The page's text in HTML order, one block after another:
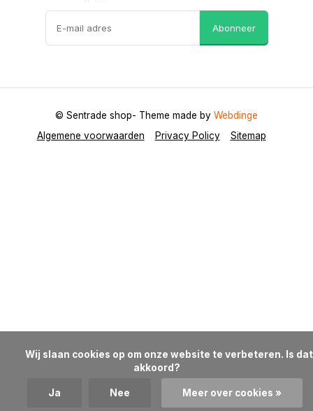
Abonneer
Algemene voorwaarden Privacy Policy Sitemap
© Sentrade shop- Theme made by Webdinge
akkoord?
Ja Nee Meer over cookies »